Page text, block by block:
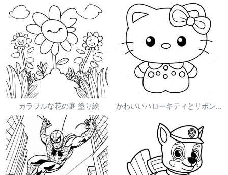
カラフルな花の庭 塗り絵 かわいいハローキティとリボンの塗り絵